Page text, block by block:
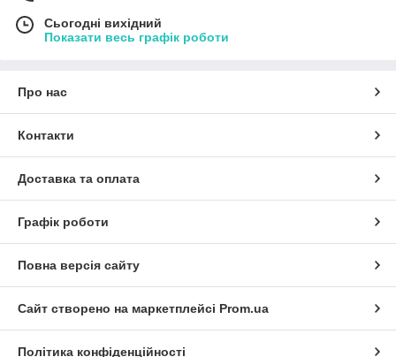
Сьогодні вихідний
Показати весь графік роботи
Про нас
Контакти
Доставка та оплата
Графік роботи
Повна версія сайту
Сайт створено на маркетплейсі Prom.ua
Політика конфіденційності